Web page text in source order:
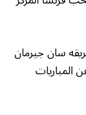
سان جيرمان
المباريات